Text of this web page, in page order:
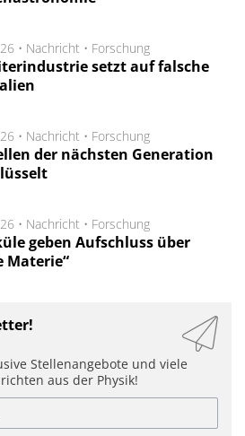
• Nachricht • Forschung
setzt auf falsche
• Nachricht • Forschung
der nächsten Generation
• Nachricht • Forschung
geben Aufschluss über
Materie“
Stellenangebote und viele
aus der Physik!